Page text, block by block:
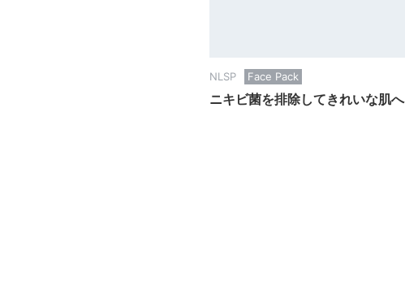
NLSP Face Pack
ニキビ菌を排除してきれいな肌へ